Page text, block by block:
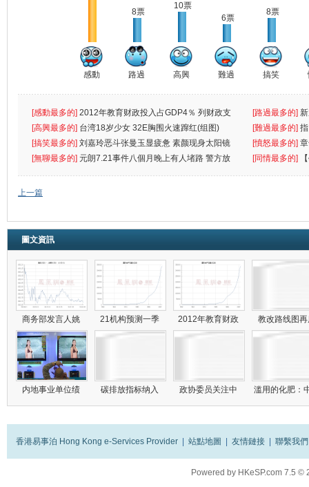
感動
8票
路過
10票
高興
6票
難過
8票
搞笑
[感動最多的] 2012年教育财政投入占GDP4％ 列财政支
出首位
[路過最多的]
[高興最多的] 台湾18岁少女 32E胸围火速蹿红(组图) [難過最多的]
罪
[搞笑最多的] 刘嘉玲恶斗张曼玉显疲惫 素颜现身太阳镜
遮
[憤怒最多的]
[無聊最多的] 元朗7.21事件八個月晚上有人堵路 警方放
催
[同情最多的]
敗
上一篇
圖文資訊
商务部发言人姚 21机构预测一季 2012年教育财政 教改路线图
内地事业单位绩 碳排放指标纳入 政协委员关注中 滥用的化肥：
香港易事泊 Hong Kong e-Services Provider 站點地圖 友情鏈接 聯繫我們
Powered by HKeSP.com 7.5 ©